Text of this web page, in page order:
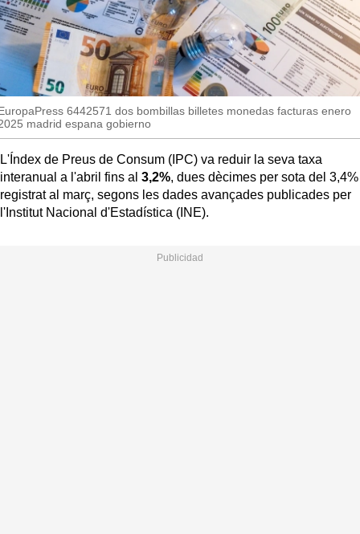
OPINIÓ
MUNICIPIS
6442571 dos bombillas billetes monedas facturas enero
madrid espana gobierno
L'Índex de Preus de Consum (IPC) va reduir la seva taxa
interanual a l'abril fins al 3,2%, dues dècimes per sota del 3,4%
registrat al març, segons les dades avançades publicades per
l'Institut Nacional d'Estadística (INE).